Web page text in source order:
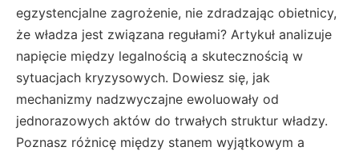
egzystencjalne zagrożenie, nie zdradzając obietnicy,
że władza jest związana regułami? Artykuł analizuje
napięcie między legalnością a skutecznością w
sytuacjach kryzysowych. Dowiesz się, jak
mechanizmy nadzwyczajne ewoluowały od
jednorazowych aktów do trwałych struktur władzy.
Poznasz różnicę między stanem wyjątkowym a